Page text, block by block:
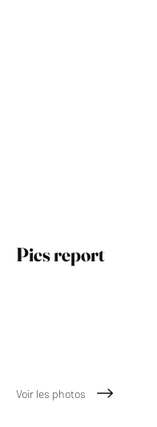
Pics report
Voir les photos